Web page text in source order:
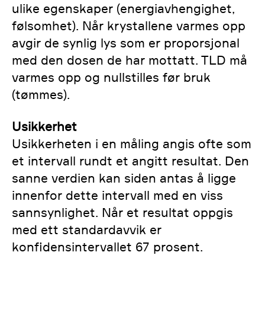
ulike egenskaper (energiavhengighet,
følsomhet). Når krystallene varmes opp
avgir de synlig lys som er proporsjonal
med den dosen de har mottatt. TLD må
varmes opp og nullstilles før bruk
(tømmes).
Usikkerhet
Usikkerheten i en måling angis ofte som
et intervall rundt et angitt resultat. Den
sanne verdien kan siden antas å ligge
innenfor dette intervall med en viss
sannsynlighet. Når et resultat oppgis
med ett standardavvik er
konfidensintervallet 67 prosent.